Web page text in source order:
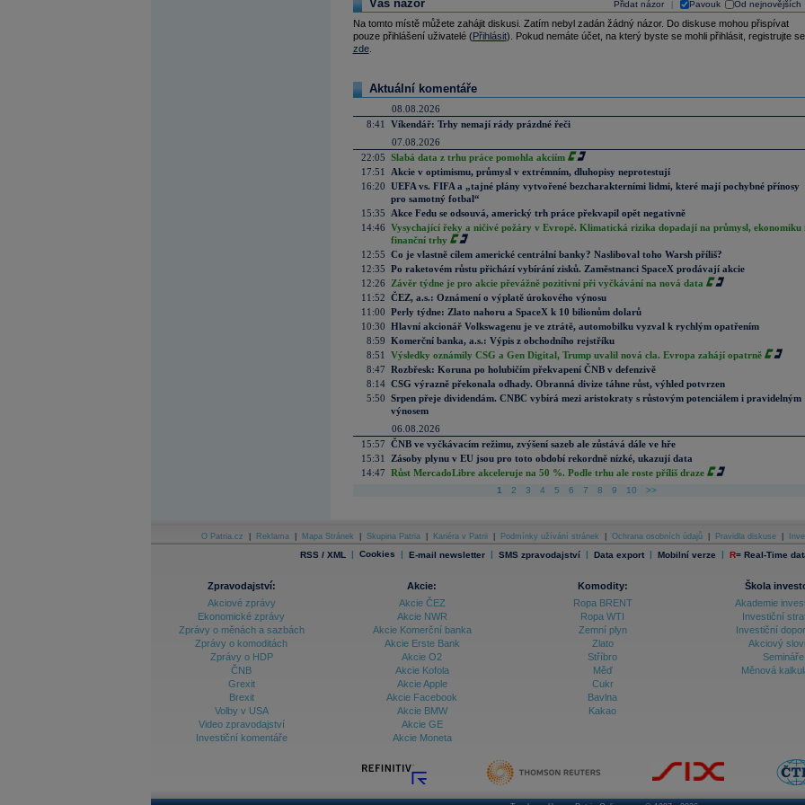
Přidat názor Pavouk Od nejnovějších
Váš názor
Na tomto místě můžete zahájit diskusi. Zatím nebyl zadán žádný názor. Do diskuse mohou přispívat
pouze přihlášení uživatelé (Přihlásit). Pokud nemáte účet, na který byste se mohli přihlásit, registrujte se
zde.
Aktuální komentáře
08.08.2026
8:41
Víkendář: Trhy nemají rády prázdné řeči
07.08.2026
22:05 Slabá data z trhu práce pomohla akciím
17:51
Akcie v optimismu, průmysl v extrémním, dluhopisy neprotestují
16:20 UEFA vs. FIFA a „tajné plány vytvořené bezcharakterními lidmi, které mají pochybné přínosy
pro samotný fotbal“
15:35
Akce Fedu se odsouvá, americký trh práce překvapil opět negativně
14:46 Vysychající řeky a ničivé požáry v Evropě. Klimatická rizika dopadají na průmysl, ekonomiku
finanční trhy
12:55 Co je vlastně cílem americké centrální banky? Nasliboval toho Warsh příliš?
12:35 Po raketovém růstu přichází vybírání zisků. Zaměstnanci SpaceX prodávají akcie
12:26
Závěr týdne je pro akcie převážně pozitivní při vyčkávání na nová data
11:52 ČEZ, a.s.: Oznámení o výplatě úrokového výnosu
11:00 Perly týdne: Zlato nahoru a SpaceX k 10 bilionům dolarů
10:30 Hlavní akcionář Volkswagenu je ve ztrátě, automobilku vyzval k rychlým opatřením
8:59 Komerční banka, a.s.: Výpis z obchodního rejstříku
8:51
Výsledky oznámily CSG a Gen Digital, Trump uvalil nová cla. Evropa zahájí opatrně
8:47 Rozbřesk: Koruna po holubičím překvapení ČNB v defenzivě
8:14 CSG výrazně překonala odhady. Obranná divize táhne růst, výhled potvrzen
5:50 Srpen přeje dividendám. CNBC vybírá mezi aristokraty s růstovým potenciálem i pravidelným
výnosem
06.08.2026
15:57 ČNB ve vyčkávacím režimu, zvýšení sazeb ale zůstává dále ve hře
15:31
Zásoby plynu v EU jsou pro toto období rekordně nízké, ukazují data
14:47 Růst MercadoLibre akceleruje na 50 %. Podle trhu ale roste příliš draze
1 2 3 4 5 6 7 8 9 10 >>
O Patria.cz Reklama Mapa Stránek Skupina Patria Kariéra v Patrii Podmínky užívání stránek Ochrana osobních údajů Pravidla diskuse
RSS / XML | Cookies | E-mail newsletter | SMS zpravodajství | Data export | Mobilní verze | R= Real-Time
Zpravodajství:
Akciové zprávy
Ekonomické zprávy
Zprávy o měnách a sazbách
Zprávy o komoditách
Zprávy o HDP
ČNB
Grexit
Brexit
Volby v USA
Video zpravodajství
Investiční komentáře
Akcie:
Akcie ČEZ
Akcie NWR
Akcie Komerční banka
Akcie Erste Bank
Akcie O2
Akcie Kofola
Akcie Apple
Akcie Facebook
Akcie BMW
Akcie GE
Akcie Moneta
Komodity:
Ropa BRENT
Ropa WTI
Zemní plyn
Zlato
Stříbro
Měď
Cukr
Bavlna
Kakao
Škola
Akademie
Investiční
Investiční
Akciový
Semináře
Měnová